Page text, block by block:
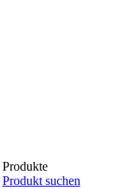
Produkte
Produkt suchen